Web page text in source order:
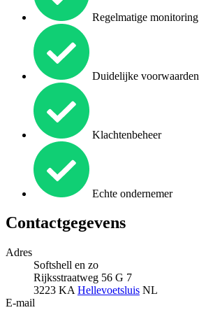
Regelmatige monitoring
Duidelijke voorwaarden
Klachtenbeheer
Echte ondernemer
Contactgegevens
Adres
Softshell en zo
Rijksstraatweg 56 G 7
3223 KA Hellevoetsluis NL
E-mail